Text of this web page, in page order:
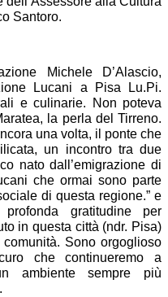
Santoro.
Michele D’Alascio,
Lucani a Pisa Lu.Pi.
e culinarie. Non poteva
la perla del Tirreno.
una volta, il ponte che
un incontro tra due
nato dall’emigrazione di
che ormai sono parte
di questa regione.” e
gratitudine per
in questa città (ndr. Pisa)
Sono orgoglioso
che continueremo a
ambiente sempre più